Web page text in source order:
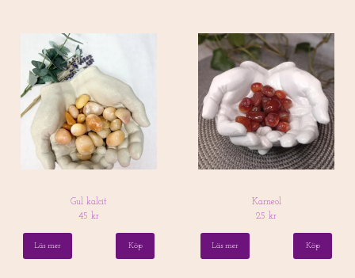
Gul kalcit
45 kr
Läs mer
Karneol
25 kr
Läs mer Köp